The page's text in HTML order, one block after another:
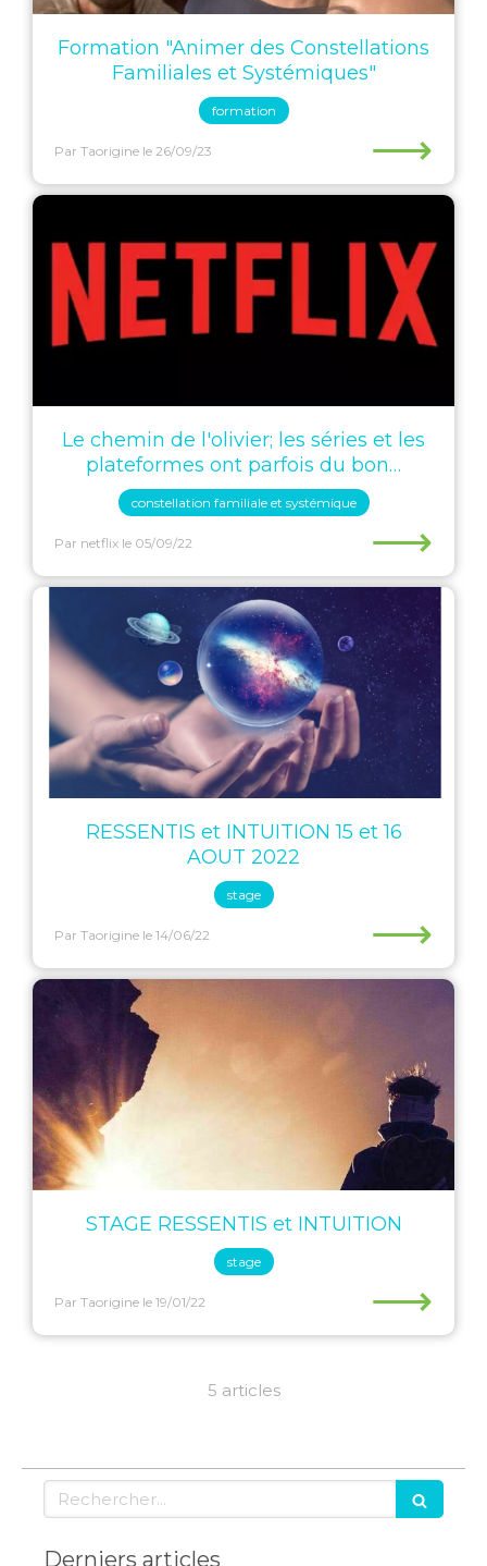
Formation "Animer des Constellations
Familiales et Systémiques"
formation
Par Taorigine le 26/09/23 ⟶
Le chemin de l'olivier; les séries et les
plateformes ont parfois du bon…
constellation familiale et systémique
Par netflix le 05/09/22 ⟶
RESSENTIS et INTUITION 15 et 16
AOUT 2022
stage
Par Taorigine le 14/06/22 ⟶
STAGE RESSENTIS et INTUITION
stage
Par Taorigine le 19/01/22 ⟶
5 articles
Rechercher
Derniers articles